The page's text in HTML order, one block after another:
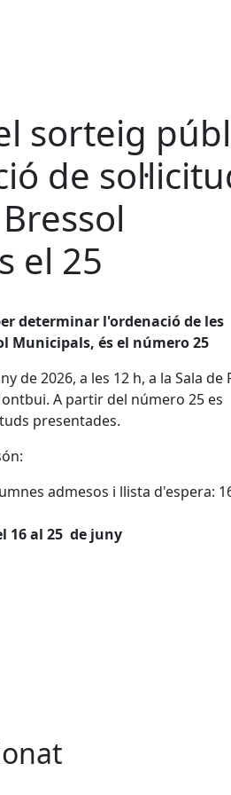
sorteig
de
el 25
determinar l'ordenació de les
Municipals, és el número 25
de 2026, a les 12 h, a la Sala de
A partir del número 25 es
presentades.
admesos i llista d'espera:
16 al 25 de juny